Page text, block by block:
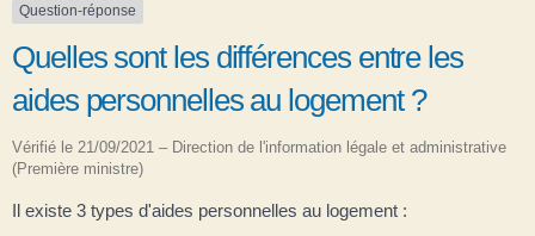
Question-réponse
Quelles sont les différences entre les
aides personnelles au logement ?
Vérifié le 21/09/2021 – Direction de l'information légale et administrative
(Première ministre)
Il existe 3 types d'aides personnelles au logement :